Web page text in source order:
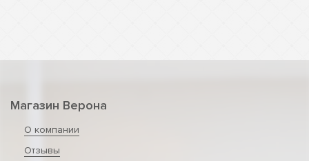
Магазин Верона
О компании
Отзывы